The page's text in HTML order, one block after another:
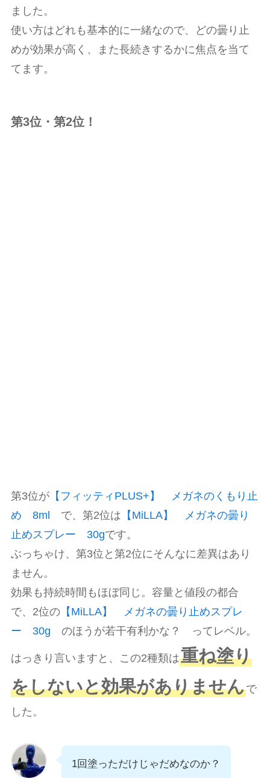
ました。
使い方はどれも基本的に一緒なので、どの曇り止
めが効果が高く、また長続きするかに焦点を当て
てます。
第3位・第2位！
第3位が【フィッティPLUS+】 メガネのくもり止
め 8ml で、第2位は 【MiLLA】 メガネの曇り
止めスプレー 30gです。
ぶっちゃけ、第3位と第2位にそんなに差異はあり
ません。
効果も持続時間もほぼ同じ。容量と値段の都合
で、2位の【MiLLA】 メガネの曇り止めスプレ
ー 30g のほうが若干有利かな？ ってレベル。
はっきり言いますと、この2種類は重ね塗り
をしないと効果がありませんで
した。
1回塗っただけじゃだめなのか？